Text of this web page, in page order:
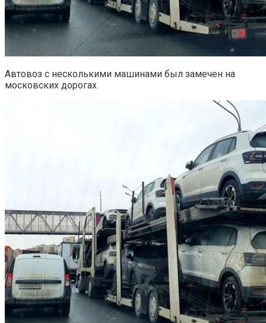
Автовоз с несколькими машинами был замечен на
московских дорогах.